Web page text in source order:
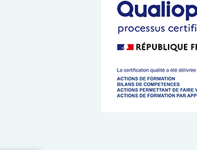
des cookies